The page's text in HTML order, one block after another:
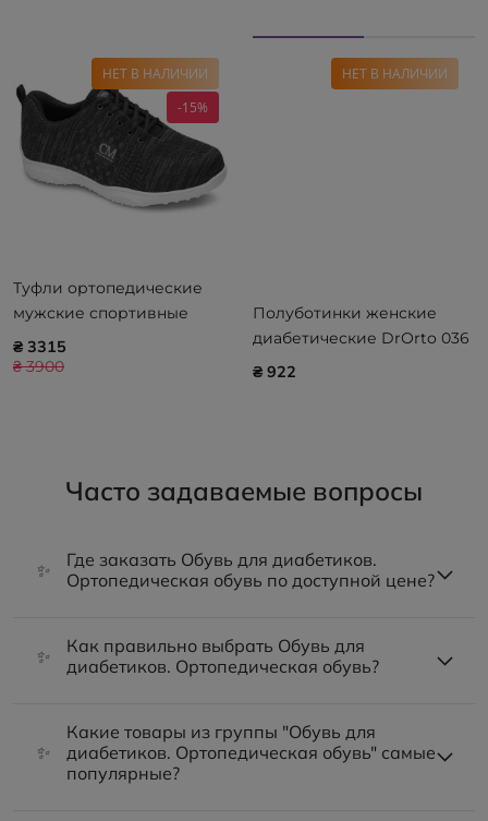
НЕТ В НАЛИЧИИ
-15%
Туфли ортопедические
мужские спортивные
CALZAMEDI Diabetic 2165
₴ 3315
₴ 3900
НЕТ В НАЛИЧИИ
Полуботинки женские
диабетические DrOrto 036
D005
₴ 922
Часто задаваемые вопросы
✨
Где заказать Обувь для диабетиков.
Ортопедическая обувь по доступной цене?
✨
Как правильно выбрать Обувь для
диабетиков. Ортопедическая обувь?
✨
Какие товары из группы "Обувь для
диабетиков. Ортопедическая обувь" самые
популярные?